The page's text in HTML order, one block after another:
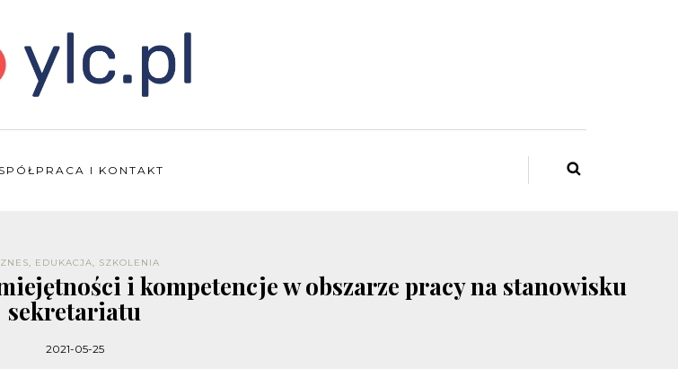
I KONTAKT
, EDUKACJA, SZKOLENIA
i kompetencje w obszarze pracy na stanowisku
sekretariatu
2021-05-25